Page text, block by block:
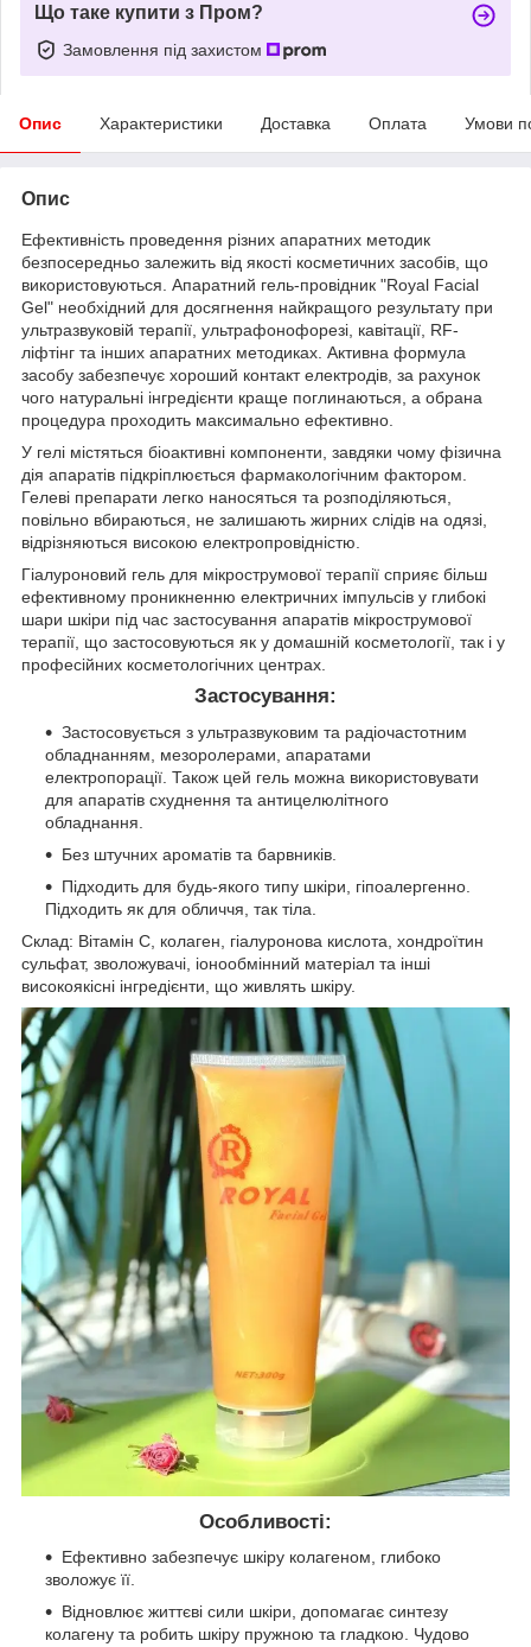
Що таке купити з Пром?
Замовлення під захистом
Опис Характеристики Доставка Оплата Умови
Опис
Ефективність проведення різних апаратних методик
безпосередньо залежить від якості косметичних засобів, що
використовуються. Апаратний гель-провідник "Royal Facial
Gel" необхідний для досягнення найкращого результату при
ультразвуковій терапії, ультрафонофорезі, кавітації, RF-
ліфтінг та інших апаратних методиках. Активна формула
засобу забезпечує хороший контакт електродів, за рахунок
чого натуральні інгредієнти краще поглинаються, а обрана
процедура проходить максимально ефективно.
У гелі містяться біоактивні компоненти, завдяки чому фізична
дія апаратів підкріплюється фармакологічним фактором.
Гелеві препарати легко наносяться та розподіляються,
повільно вбираються, не залишають жирних слідів на одязі,
відрізняються високою електропровідністю.
Гіалуроновий гель для мікрострумової терапії сприяє більш
ефективному проникненню електричних імпульсів у глибокі
шари шкіри під час застосування апаратів мікрострумової
терапії, що застосовуються як у домашній косметології, так і у
професійних косметологічних центрах.
Застосування:
Застосовується з ультразвуковим та радіочастотним
обладнанням, мезоролерами, апаратами
електропорації. Також цей гель можна використовувати
для апаратів схуднення та антицелюлітного
обладнання.
Без штучних ароматів та барвників.
Підходить для будь-якого типу шкіри, гіпоалергенно.
Підходить як для обличчя, так тіла.
Склад: Вітамін С, колаген, гіалуронова кислота, хондроїтин
сульфат, зволожувачі, іонообмінний матеріал та інші
високоякісні інгредієнти, що живлять шкіру.
Особливості:
Ефективно забезпечує шкіру колагеном, глибоко
зволожує її.
Відновлює життєві сили шкіри, допомагає синтезу
колагену та робить шкіру пружною та гладкою. Чудово